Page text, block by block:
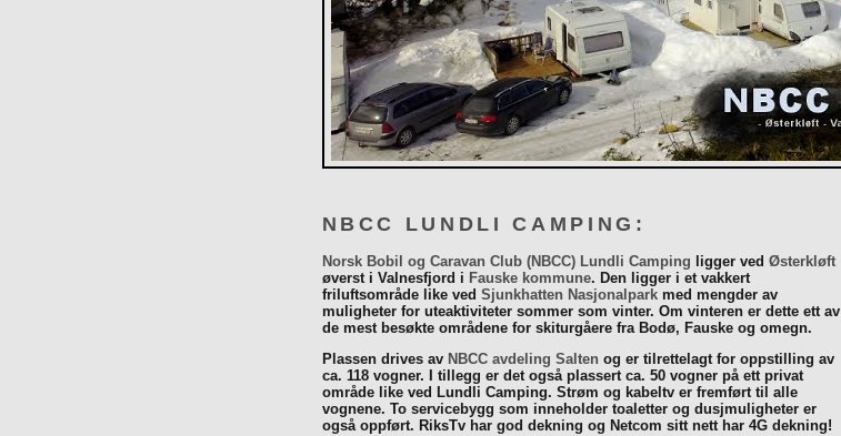
NBCC LUNDLI CAMPING:
Norsk Bobil og Caravan Club (NBCC) Lundli Camping ligger ved Østerkløft
øverst i Valnesfjord i Fauske kommune. Den ligger i et vakkert
friluftsområde like ved Sjunkhatten Nasjonalparkmed mengder av
muligheter for uteaktiviteter sommer som vinter. Om vinteren er dette ett av
de mest besøkte områdene for skiturgåere fra Bodø, Fauske og omegn.
Plassen drives av NBCC avdeling Salten og er tilrettelagt for oppstilling av
ca. 118 vogner. I tillegg er det også plassert ca. 50 vogner på ett privat
område like ved Lundli Camping. Strøm og kabeltv er fremført til alle
vognene. To servicebygg som inneholder toaletter og dusjmuligheter er
også oppført. RiksTv har god dekning og Netcom sitt nett har 4G dekning!